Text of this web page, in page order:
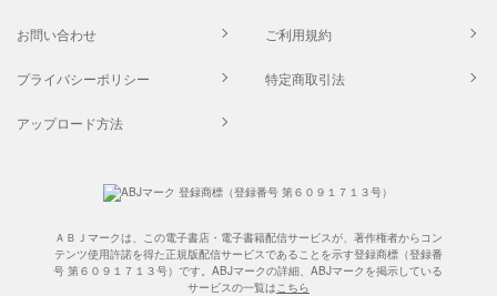
お問い合わせ ご利用規約
プライバシーポリシー 特定商取引法
アップロード方法
ＡＢＪマークは、この電子書店・電子書籍配信サービスが、著作権者からコン
テンツ使用許諾を得た正規版配信サービスであることを示す登録商標（登録番
号 第６０９１７１３号）です。ABJマークの詳細、ABJマークを掲示している
サービスの一覧はこちら